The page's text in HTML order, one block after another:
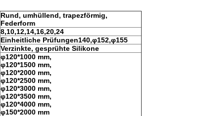
Rund, umhüllend, trapezförmig,
Federform
8,10,12,14,16,20,24
Einheitliche Prüfungen140,φ152,φ155
Verzinkte, gesprühte Silikone
φ120*1000 mm,
φ120*1500 mm,
φ120*2000 mm,
φ120*2500 mm,
φ120*3000 mm,
φ120*3500 mm,
φ120*4000 mm,
φ150*2000 mm